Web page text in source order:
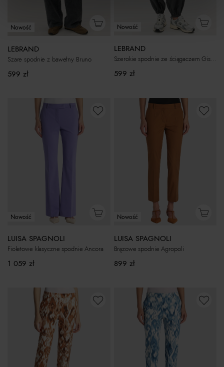
Nowość
LEBRAND
Szare spodnie z bawełny Bruno
599 zł
Nowość
LEBRAND
Szerokie spodnie ze ściągaczem Gisele
599 zł
Nowość
LUISA SPAGNOLI
Fioletowe klasyczne spodnie Ancora
1 059 zł
Nowość
LUISA SPAGNOLI
Brązowe spodnie Agropoli
899 zł